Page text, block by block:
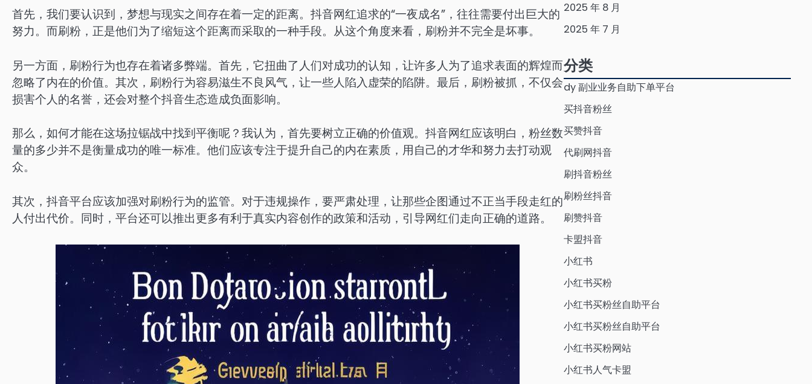
首先，我们要认识到，梦想与现实之间存在着一定的距离。抖音网红追求的“一夜成名”，往往需要付出巨大的
努力。而刷粉，正是他们为了缩短这个距离而采取的一种手段。从这个角度来看，刷粉并不完全是坏事。
另一方面，刷粉行为也存在着诸多弊端。首先，它扭曲了人们对成功的认知，让许多人为了追求表面的辉煌而
忽略了内在的价值。其次，刷粉行为容易滋生不良风气，让一些人陷入虚荣的陷阱。最后，刷粉被抓，不仅会
损害个人的名誉，还会对整个抖音生态造成负面影响。
那么，如何才能在这场拉锯战中找到平衡呢？我认为，首先要树立正确的价值观。抖音网红应该明白，粉丝数
量的多少并不是衡量成功的唯一标准。他们应该专注于提升自己的内在素质，用自己的才华和努力去打动观
众。
其次，抖音平台应该加强对刷粉行为的监管。对于违规操作，要严肃处理，让那些企图通过不正当手段走红的
人付出代价。同时，平台还可以推出更多有利于真实内容创作的政策和活动，引导网红们走向正确的道路。
2025 年 8 月
2025 年 7 月
分类
dy 副业业务自助下单平台
买抖音粉丝
买赞抖音
代刷网抖音
刷抖音粉丝
刷粉丝抖音
刷赞抖音
卡盟抖音
小红书
小红书买粉
小红书买粉丝自助平台
小红书买粉丝自助平台
小红书买粉网站
小红书人气卡盟